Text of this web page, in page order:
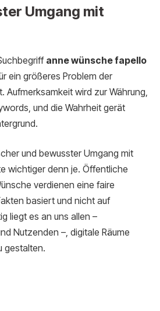
Umgang mit
anne wünsche fapello
ein größeres Problem der
Aufmerksamkeit wird zur Währung,
und die Wahrheit gerät
und bewusster Umgang mit
wichtiger denn je. Öffentliche
verdienen eine faire
basiert und nicht auf
liegt es an uns allen –
Nutzenden –, digitale Räume
gestalten.